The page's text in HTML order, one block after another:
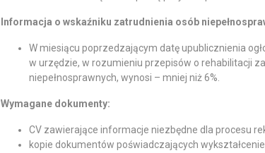
Informacja o wskaźniku zatrudnienia osób
W miesiącu poprzedzającym datę upublicznienia
w urzędzie, w rozumieniu przepisów o rehabilitacji
niepełnosprawnych, wynosi – mniej niż 6%.
Wymagane dokumenty:
CV zawierające informacje niezbędne dla procesu
kopie dokumentów poświadczających